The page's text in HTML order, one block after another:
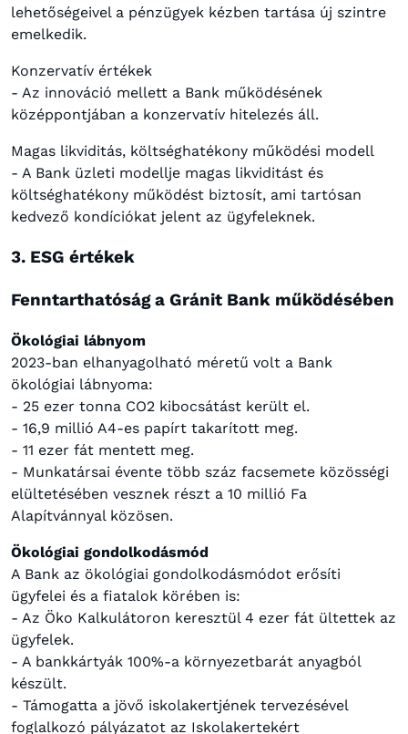
lehetőségeivel a pénzügyek kézben tartása új szintre
emelkedik.
Konzervatív értékek
- Az innováció mellett a Bank működésének
középpontjában a konzervatív hitelezés áll.
Magas likviditás, költséghatékony működési modell
- A Bank üzleti modellje magas likviditást és
költséghatékony működést biztosít, ami tartósan
kedvező kondíciókat jelent az ügyfeleknek.
3. ESG értékek
Fenntarthatóság a Gránit Bank működésében
Ökológiai lábnyom
2023-ban elhanyagolható méretű volt a Bank
ökológiai lábnyoma:
- 25 ezer tonna CO2 kibocsátást került el.
- 16,9 millió A4-es papírt takarított meg.
- 11 ezer fát mentett meg.
- Munkatársai évente több száz facsemete közösségi
elültetésében vesznek részt a 10 millió Fa
Alapítvánnyal közösen.
Ökológiai gondolkodásmód
A Bank az ökológiai gondolkodásmódot erősíti
ügyfelei és a fiatalok körében is:
- Az Öko Kalkulátoron keresztül 4 ezer fát ültettek az
ügyfelek.
- A bankkártyák 100%-a környezetbarát anyagból
készült.
- Támogatta a jövő iskolakertjének tervezésével
foglalkozó pályázatot az Iskolakertekért